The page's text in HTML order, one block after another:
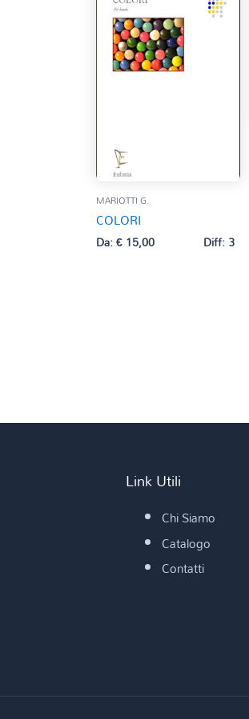
MARIOTTI G.
COLORI
Da:€15,00 Diff: 3
Link Utili
Chi Siamo
Catalogo
Contatti